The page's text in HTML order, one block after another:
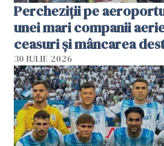
Percheziții pe
unei mari companii
ceasuri și mâncarea
30 IULIE 2026